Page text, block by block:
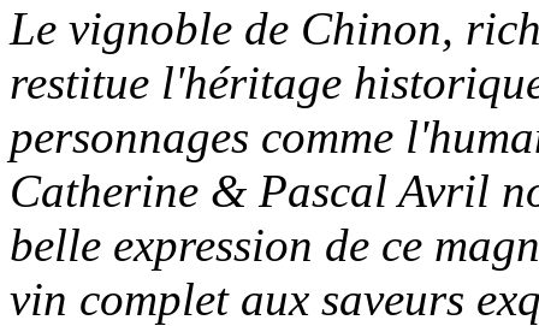
Le vignoble de Chinon,
restitue l'héritage
personnages comme
Catherine & Pascal Avril
belle expression de ce
vin complet aux saveurs